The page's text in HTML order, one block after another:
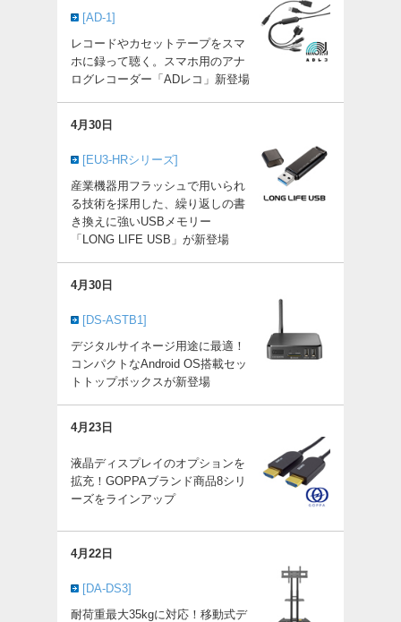
[AD-1]
レコードやカセットテープをスマ
ホに録って聴く。スマホ用のアナ
ログレコーダー「ADレコ」新登場
4月30日
[EU3-HRシリーズ]
産業機器用フラッシュで用いられ
る技術を採用した、繰り返しの書
き換えに強いUSBメモリー
「LONG LIFE USB」が新登場
4月30日
[DS-ASTB1]
デジタルサイネージ用途に最適！
コンパクトなAndroid OS搭載セッ
トトップボックスが新登場
4月23日
液晶ディスプレイのオプションを
拡充！GOPPAブランド商品8シリ
ーズをラインアップ
4月22日
[DA-DS3]
耐荷重最大35kgに対応！移動式デ